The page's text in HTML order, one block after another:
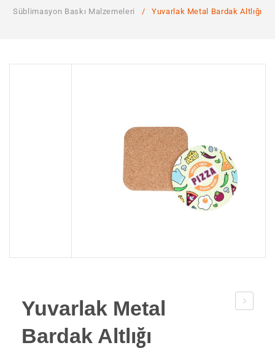
Süblimasyon Baskı Malzemeleri / Yuvarlak Metal Bardak Altlığı
Yuvarlak Metal
Bardak Altlığı